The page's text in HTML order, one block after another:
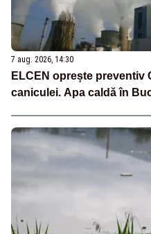
7 aug. 2026, 14:30
ELCEN oprește preventiv
caniculei. Apa caldă în